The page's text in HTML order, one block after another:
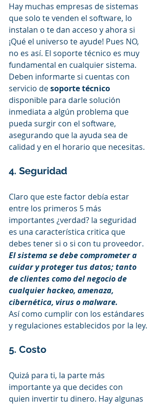
Hay muchas empresas de sistemas
que solo te venden el software, lo
instalan o te dan acceso y ahora si
¡Qué el universo te ayude! Pues NO,
no es así. El soporte técnico es muy
fundamental en cualquier sistema.
Deben informarte si cuentas con
servicio de soporte técnico
disponible para darle solución
inmediata a algún problema que
pueda surgir con el software,
asegurando que la ayuda sea de
calidad y en el horario que necesitas.
4. Seguridad
Claro que este factor debía estar
entre los primeros 5 más
importantes ¿verdad? la seguridad
es una característica critica que
debes tener si o si con tu proveedor.
El sistema se debe comprometer a
cuidar y proteger tus datos; tanto
de clientes como del negocio de
cualquier hackeo, amenaza,
cibernética, virus o malware.
Así como cumplir con los estándares
y regulaciones establecidos por la ley.
5. Costo
Quizá para ti, la parte más
importante ya que decides con
quien invertir tu dinero. Hay algunas